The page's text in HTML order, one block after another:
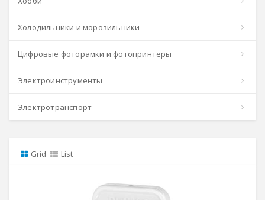
Холодильники и морозильники
Цифровые фоторамки и фотопринтеры
Электроинструменты
Электротранспорт
Grid List